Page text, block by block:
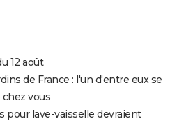
12 août
de France : l'un d'entre eux se
vous
pour lave-vaisselle devraient